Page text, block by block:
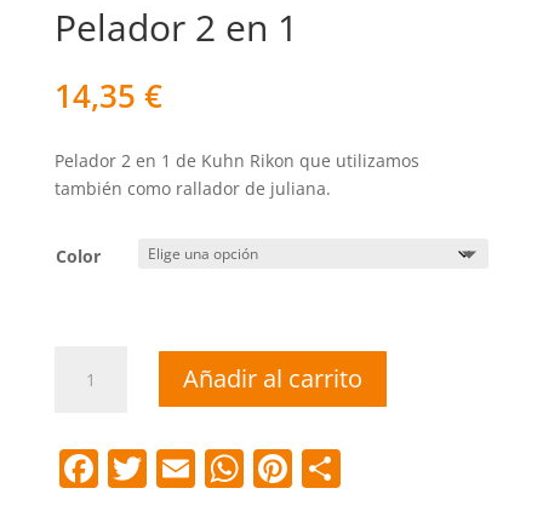
Pelador 2 en 1
14,35 €
Pelador 2 en 1 de Kuhn Rikon que utilizamos
también como rallador de juliana.
Color
cantidad
Añadir al carrito
F T E W Pi C